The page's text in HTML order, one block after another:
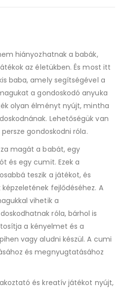
hiányozhatnak a babák,
az életükben. És most itt
baba, amely segítségével a
a gondoskodó anyuka
olyan élményt nyújt, mintha
Lehetőségük van
gondoskodni róla.
magát a babát, egy
és egy cumit. Ezek a
teszik a játékot, és
fejlődéséhez. A
vihetik a
róla, bárhol is
a kényelmet és a
vagy aludni készül. A cumi
és megnyugtatásához
és kreatív játékot nyújt,